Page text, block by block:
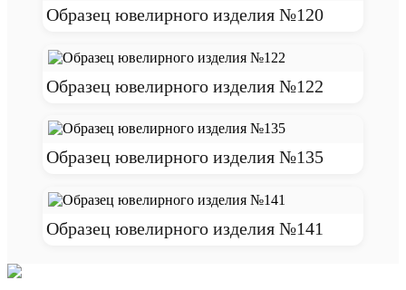
Образец ювелирного изделия №120
Образец ювелирного изделия №122
Образец ювелирного изделия №135
Образец ювелирного изделия №141